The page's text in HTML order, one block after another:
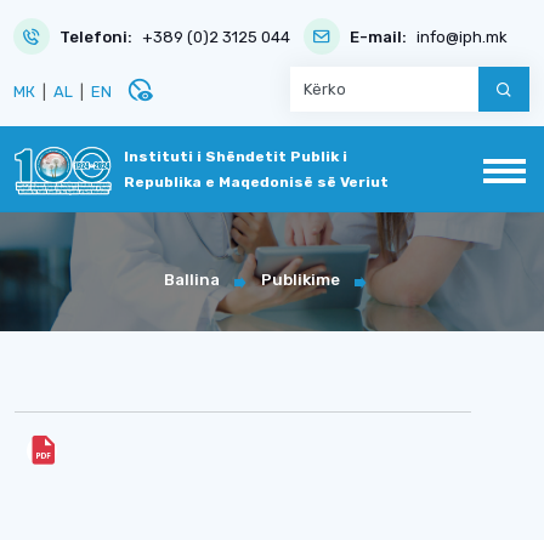
Telefoni: +389 (0)2 3125 044 E-mail: info@iph.mk
МК AL EN disabled_visible
Instituti i Shëndetit Publik i
Republika e Maqedonisë së Veriut
Ballina Publikime